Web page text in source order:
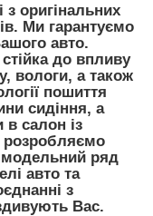
з оригінальних
Ми гарантуємо
авто.
до впливу
вологи, а також
пошиття
сидіння, а
в салон із
ряд
авто та
з
Вас.